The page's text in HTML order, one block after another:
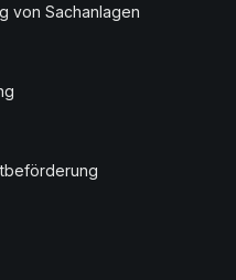
von Sachanlagen